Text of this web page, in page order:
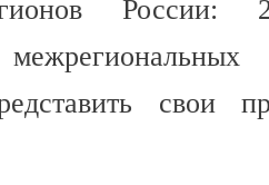
России:
свои